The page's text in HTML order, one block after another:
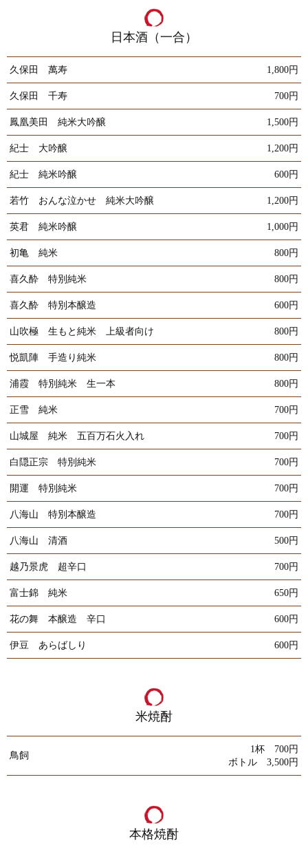
日本酒（一合）
久保田 萬寿 1,800円
久保田 千寿 700円
鳳凰美田 純米大吟醸 1,500円
紀士 大吟醸 1,200円
紀士 純米吟醸 600円
若竹 おんな泣かせ 純米大吟醸 1,200円
英君 純米吟醸 1,000円
初亀 純米 800円
喜久酔 特別純米 800円
喜久酔 特別本醸造 600円
山吹極 生もと純米 上級者向け 800円
悦凱陣 手造り純米 800円
浦霞 特別純米 生一本 800円
正雪 純米 700円
山城屋 純米 五百万石火入れ 700円
白隠正宗 特別純米 700円
開運 特別純米 700円
八海山 特別本醸造 700円
八海山 清酒 500円
越乃景虎 超辛口 700円
富士錦 純米 650円
花の舞 本醸造 辛口 600円
伊豆 あらばしり 600円
米焼酎
鳥飼
1杯 700円
ボトル 3,500円
本格焼酎